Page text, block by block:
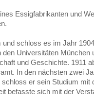
Essigfabrikanten und
schloss es im Jahr
Universitäten München
und Geschichte. 1911
In den nächsten zwei
er sein Studium mit
befasste sich mit der